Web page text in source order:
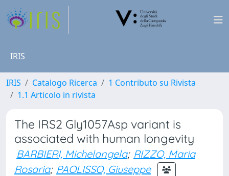
IRIS
IRIS Catalogo Ricerca
1 Contributo su Rivista
1.1 Articolo in rivista
The IRS2 Gly1057Asp variant is
associated with human longevity
BARBIERI, Michelangela; RIZZO, Maria
Rosaria; PAOLISSO, Giuseppe